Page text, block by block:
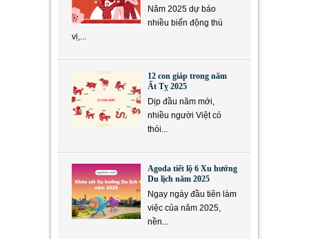
Năm 2025 dự báo
nhiều biến động thú
vị,...
12 con giáp trong năm
Ất Tỵ 2025
Dịp đầu năm mới,
nhiều người Việt có
thói...
Agoda tiết lộ 6 Xu hướng
Du lịch năm 2025
Ngay ngày đầu tiên làm
việc của năm 2025,
nền...